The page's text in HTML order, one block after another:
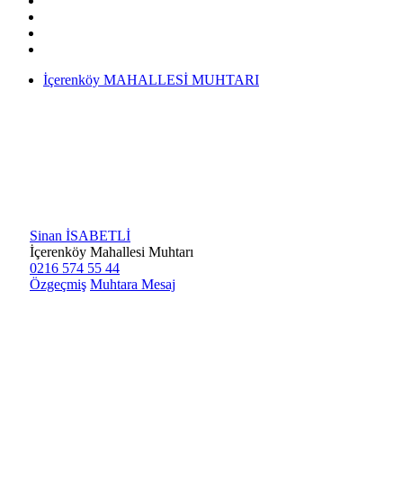
İçerenköy MAHALLESİ MUHTARI
Sinan İSABETLİ
İçerenköy Mahallesi Muhtarı
0216 574 55 44
Özgeçmiş Muhtara Mesaj